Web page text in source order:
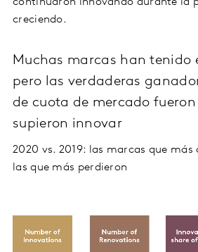
creciendo.
Muchas marcas han tenido
pero las verdaderas
de cuota de mercado
supieron innovar
2020 vs. 2019: las marcas que
las que más perdieron